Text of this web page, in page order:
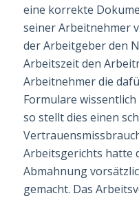
eine korrekte
seiner Arbeitnehmer
der Arbeitgeber den
Arbeitszeit den
Arbeitnehmer die
Formulare
so stellt dies einen
Arbeitsgerichts hatte
Abmahnung
gemacht. Das